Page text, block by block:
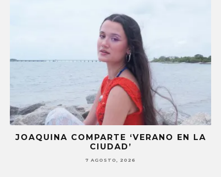
COMPARTE ‘VERANO EN LA
CIUDAD’
7 AGOSTO, 2026